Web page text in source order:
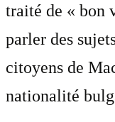
traité de « bon
parler des
citoyens de
nationalité